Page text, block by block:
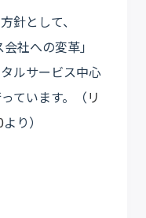
針として、
社への変革」
ルサービス中心
ています。（リ
より）